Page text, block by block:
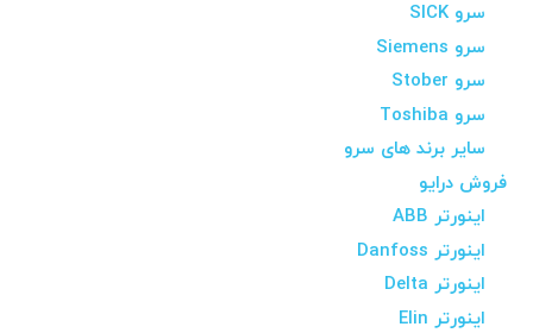
سرو SICK
سرو Siemens
سرو Stober
سرو Toshiba
سایر برند های سرو
فروش درایو
اینورتر ABB
اینورتر Danfoss
اینورتر Delta
اینورتر Elin